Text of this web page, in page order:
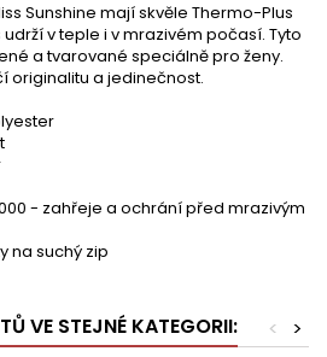
Sunshine mají skvěle Thermo-Plus
v teple i v mrazivém počasí. Tyto
a tvarované speciálně pro ženy.
originalitu a jedinečnost.
- zahřeje a ochrání před mrazivým
na suchý zip
VE STEJNÉ KATEGORII: >
<